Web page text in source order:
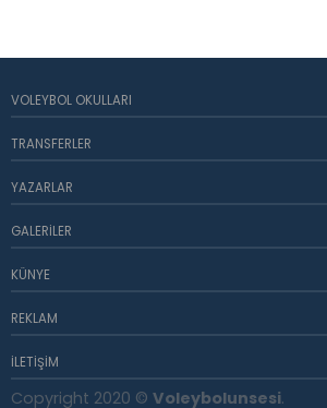
VOLEYBOL OKULLARI
TRANSFERLER
YAZARLAR
GALERILER
KÜNYE
REKLAM
İLETIŞIM
Copyright 2020 © Voleybolunsesi.